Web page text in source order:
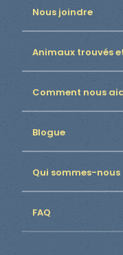
Nous joindre
Animaux trouvés
Comment nous
Blogue
Qui sommes-nous
FAQ